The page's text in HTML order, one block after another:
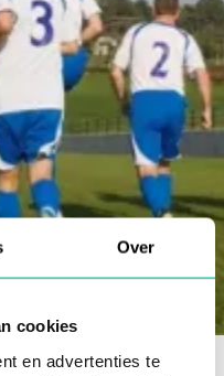
Over
cookies
en advertenties te